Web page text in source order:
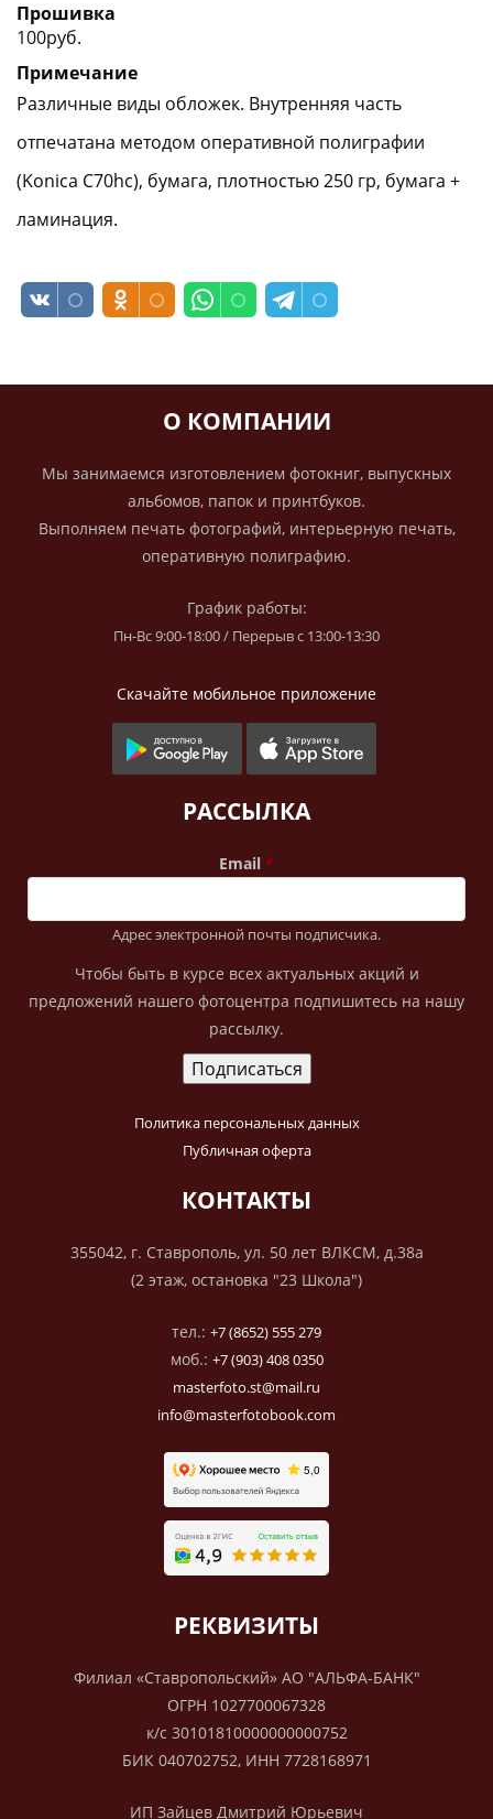
Прошивка
100руб.
Примечание
Различные виды обложек. Внутренняя часть
отпечатана методом оперативной полиграфии
(Konica C70hc), бумага, плотностью 250 гр, бумага +
ламинация.
О КОМПАНИИ
Мы занимаемся изготовлением фотокниг, выпускных
альбомов, папок и принтбуков.
Выполняем печать фотографий, интерьерную печать,
оперативную полиграфию.
График работы:
Пн-Вс 9:00-18:00 / Перерыв с 13:00-13:30
Скачайте мобильное приложение
РАССЫЛКА
Email
Адрес электронной почты подписчика.
Чтобы быть в курсе всех актуальных акций и
предложений нашего фотоцентра подпишитесь на нашу
рассылку.
Политика персональных данных
Публичная оферта
КОНТАКТЫ
355042, г. Ставрополь, ул. 50 лет ВЛКСМ, д.38а
(2 этаж, остановка "23 Школа")
тел.: +7 (8652) 555 279
моб.: +7 (903) 408 0350
masterfoto.st@mail.ru
info@masterfotobook.com
РЕКВИЗИТЫ
Филиал «Ставропольский» АО "АЛЬФА-БАНК"
ОГРН 1027700067328
к/с 30101810000000000752
БИК 040702752, ИНН 7728168971
ИП Зайцев Дмитрий Юрьевич